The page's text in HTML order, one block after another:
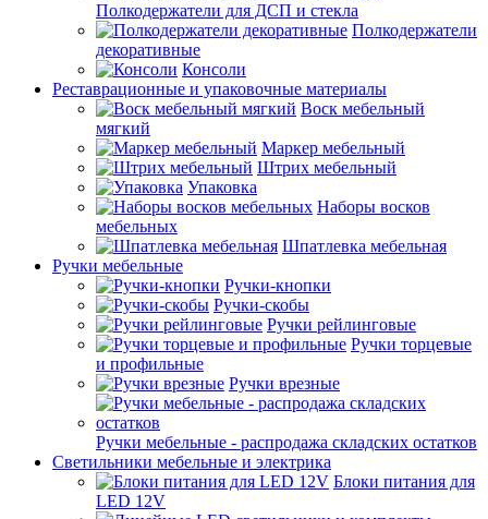
Полкодержатели для ДСП и стекла
Полкодержатели
декоративные
Консоли
Реставрационные и упаковочные материалы
Воск мебельный
мягкий
Маркер мебельный
Штрих мебельный
Упаковка
Наборы восков
мебельных
Шпатлевка мебельная
Ручки мебельные
Ручки-кнопки
Ручки-скобы
Ручки рейлинговые
Ручки торцевые
и профильные
Ручки врезные
Ручки мебельные - распродажа складских остатков
Светильники мебельные и электрика
Блоки питания для
LED 12V